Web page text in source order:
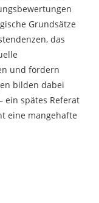
Grundsätze
das
und fördern
bilden dabei
ein spätes Referat
eine mangehafte